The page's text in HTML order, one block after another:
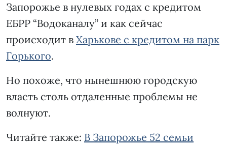
Запорожье в нулевых годах с кредитом
ЕБРР “Водоканалу” и как сейчас
происходит в Харькове с кредитом на парк
Горького.
Но похоже, что нынешнюю городскую
власть столь отдаленные проблемы не
волнуют.
Читайте также: В Запорожье 52 семьи